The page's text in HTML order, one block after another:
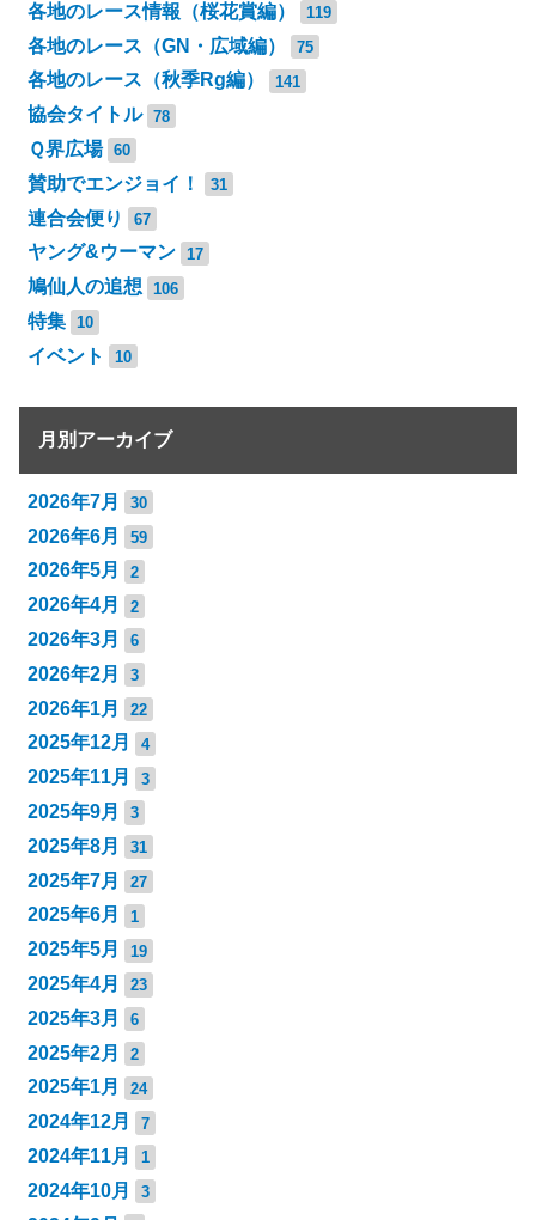
各地のレース情報（桜花賞編） 119
各地のレース（GN・広域編） 75
各地のレース（秋季Rg編） 141
協会タイトル 78
Ｑ界広場 60
賛助でエンジョイ！ 31
連合会便り 67
ヤング&ウーマン 17
鳩仙人の追想 106
特集 10
イベント 10
月別アーカイブ
2026年7月 30
2026年6月 59
2026年5月 2
2026年4月 2
2026年3月 6
2026年2月 3
2026年1月 22
2025年12月 4
2025年11月 3
2025年9月 3
2025年8月 31
2025年7月 27
2025年6月 1
2025年5月 19
2025年4月 23
2025年3月 6
2025年2月 2
2025年1月 24
2024年12月 7
2024年11月 1
2024年10月 3